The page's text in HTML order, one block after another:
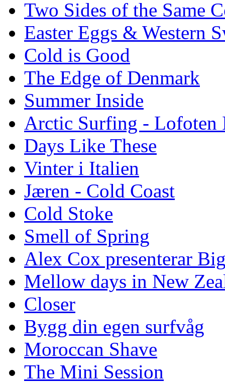
Two Sides of the Same
Easter Eggs & Western
Cold is Good
The Edge of Denmark
Summer Inside
Arctic Surfing - Lofoten
Days Like These
Vinter i Italien
Jæren - Cold Coast
Cold Stoke
Smell of Spring
Alex Cox presenterar
Mellow days in New
Closer
Bygg din egen surfvåg
Moroccan Shave
The Mini Session